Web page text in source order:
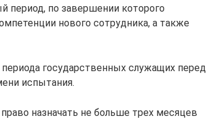
период, по завершении которого
нового сотрудника, а также
государственных служащих перед
испытания.
назначать не больше трех месяцев